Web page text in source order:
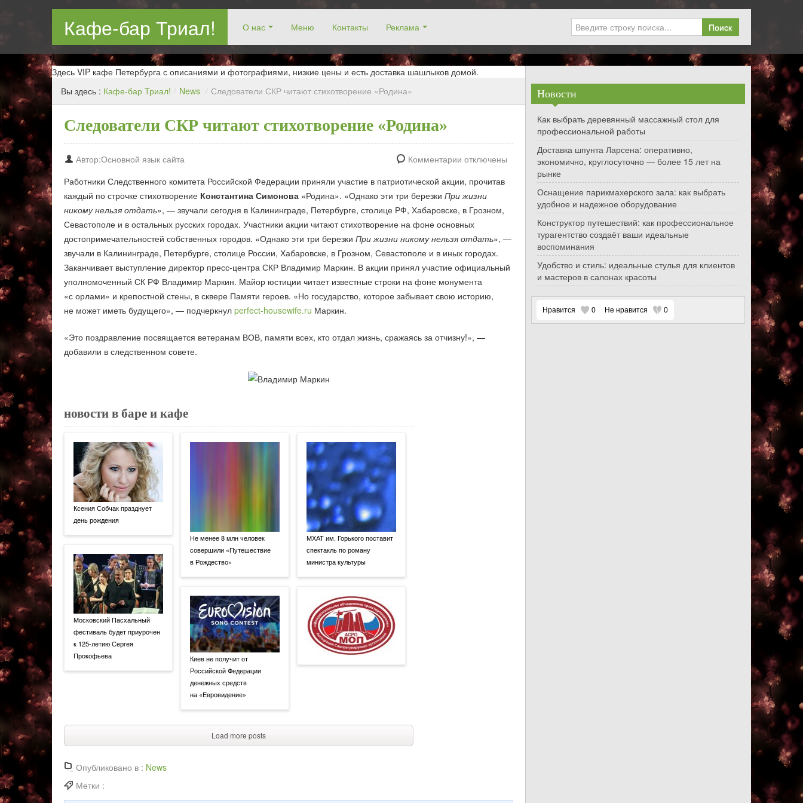
Кафе-бар Триал! О нас Меню Контакты Реклама Поиск
Бар в Новокосин, кафе в Новокосино, ресторан в Новокосино, заказ столика. Работаем без выходных! Низкие цены!
Здесь VIP кафе Петербурга с описаниями и фотографиями, низкие цены и есть доставка шашлыков домой.
Вы здесь : Кафе-бар Триал! / News / Следователи СКР читают стихотворение «Родина»
Следователи СКР читают стихотворение «Родина»
Автор:Основной язык сайта
Комментарии отключены
Работники Следственного комитета Российской Федерации приняли участие в патриотической акции, прочитав
каждый по строчке стихотворение Константина Симонова «Родина». «Однако эти три березки При жизни
никому нельзя отдать», — звучали сегодня в Калининграде, Петербурге, столице РФ, Хабаровске, в Грозном,
Севастополе и в остальных русских городах. Участники акции читают стихотворение на фоне основных
достопримечательностей собственных городов. «Однако эти три березки При жизни никому нельзя отдать», —
звучали в Калининграде, Петербурге, столице России, Хабаровске, в Грозном, Севастополе и в иных городах.
Заканчивает выступление директор пресс-центра СКР Владимир Маркин. В акции принял участие официальный
уполномоченный СК РФ Владимир Маркин. Майор юстиции читает известные строки на фоне монумента
«с орлами» и крепостной стены, в сквере Памяти героев. «Но государство, которое забывает свою историю,
не может иметь будущего», — подчеркнул perfect-housewife.ru Маркин.
«Это поздравление посвящается ветеранам ВОВ, памяти всех, кто отдал жизнь, сражаясь за отчизну!», —
добавили в следственном совете.
новости в баре и кафе
Ксения Собчак празднует
день рождения
Московский Пасхальный
фестиваль будет приурочен
к 125-летию Сергея
Прокофьева
Не менее 8 млн человек
совершили «Путешествие
в Рождество»
Киев не получит от
Российской Федерации
денежных средств
на «Евровидение»
МХАТ им. Горького поставит
спектакль по роману
министра культуры
Load more posts
Опубликовано в : News
Метки :
Новости
Как выбрать деревянный массажный стол для
профессиональной работы
Доставка шпунта Ларсена: оперативно,
экономично, круглосуточно — более 15 лет на
рынке
Оснащение парикмахерского зала: как выбрать
удобное и надежное оборудование
Конструктор путешествий: как профессиональное
турагентство создаёт ваши идеальные
воспоминания
Удобство и стиль: идеальные стулья для клиентов
и мастеров в салонах красоты
Нравится 0 Не нравится 0